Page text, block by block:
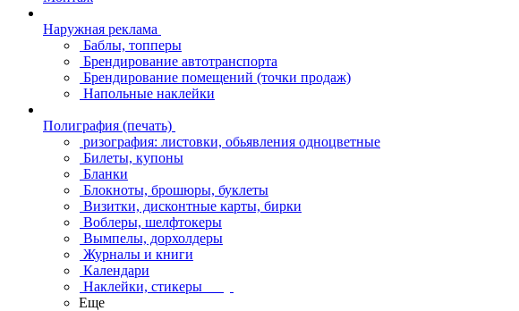
Наружная реклама
Баблы, топперы
Брендирование автотранспорта
Брендирование помещений (точки продаж)
Напольные наклейки
Полиграфия (печать)
ризография: листовки, обьявления одноцветные
Билеты, купоны
Бланки
Блокноты, брошюры, буклеты
Визитки, дисконтные карты, бирки
Воблеры, шелфтокеры
Вымпелы, дорхолдеры
Журналы и книги
Календари
Наклейки, стикеры
Еще